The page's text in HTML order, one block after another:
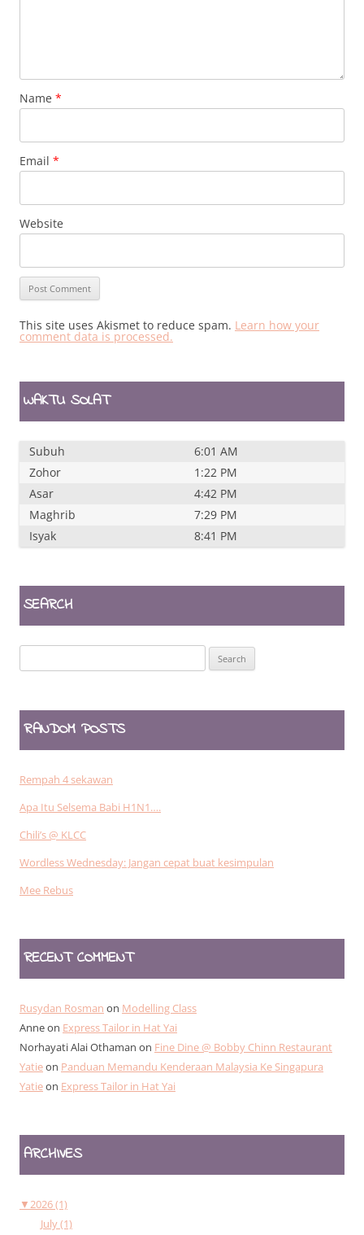
Name *
Email *
Website
This site uses Akismet to reduce spam. Learn how your
comment data is processed.
WAKTU SOLAT
Subuh
6:01 AM
Zohor
1:22 PM
Asar
4:42 PM
Maghrib
7:29 PM
Isyak
8:41 PM
SEARCH
for:
RANDOM POSTS
Rempah 4 sekawan
Apa Itu Selsema Babi H1N1….
Chili’s @ KLCC
Wordless Wednesday: Jangan cepat buat kesimpulan
Mee Rebus
RECENT COMMENT
Rusydan Rosman on Modelling Class
Anneon Express Tailor in Hat Yai
Norhayati Alai Othaman on Fine Dine @ Bobby Chinn Restaurant
Yatieon Panduan Memandu Kenderaan Malaysia Ke Singapura
Yatieon Express Tailor in Hat Yai
ARCHIVES
▼2026 (1)
July (1)